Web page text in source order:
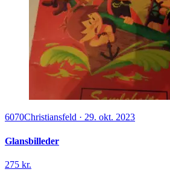
6070Christiansfeld · 29. okt. 2023
Glansbilleder
275 kr.